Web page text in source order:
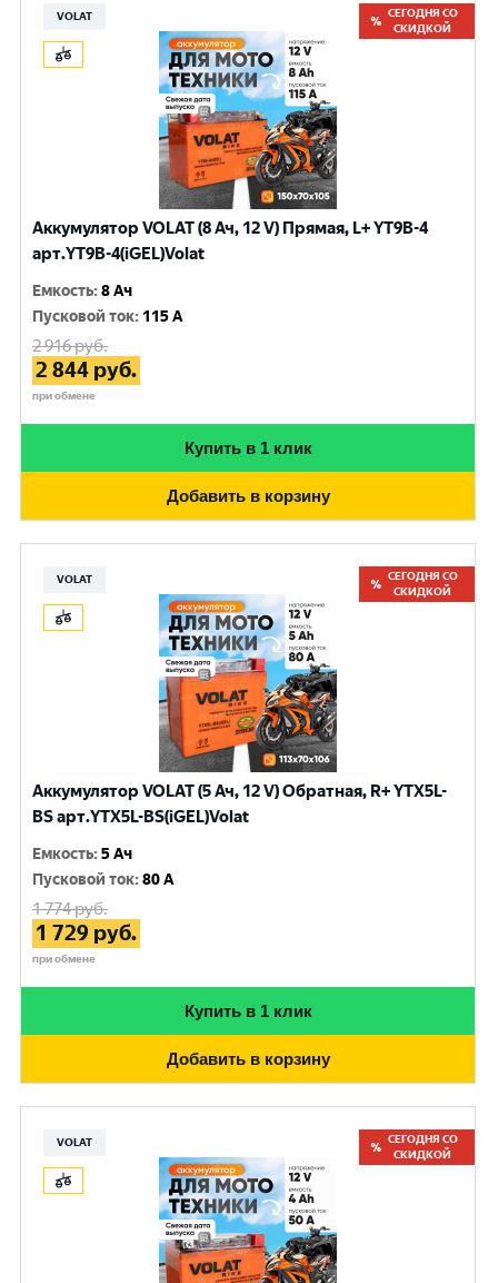
VOLAT
СЕГОДНЯ СО
СКИДКОЙ
Аккумулятор VOLAT (8 Ач, 12 V) Прямая, L+ YT9B-4
арт.YT9B-4(iGEL)Volat
Емкость:8 Ач
Пусковой ток: 115 A
2 916руб.
2 844 руб.
при обмене
Купить в 1 клик
Добавить в корзину
VOLAT
СЕГОДНЯ СО
СКИДКОЙ
Аккумулятор VOLAT (5 Ач, 12 V) Обратная, R+ YTX5L-
BS арт.YTX5L-BS(iGEL)Volat
Емкость:5 Ач
Пусковой ток:80 A
1 774руб.
1 729 руб.
при обмене
Купить в 1 клик
Добавить в корзину
VOLAT
СЕГОДНЯ СО
СКИДКОЙ